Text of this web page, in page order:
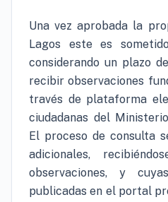
Una vez aprobada la
Lagos este es
considerando un plazo
recibir observaciones
través de plataforma
ciudadanas del
El proceso de consulta
adicionales,
observaciones, y
publicadas en el portal